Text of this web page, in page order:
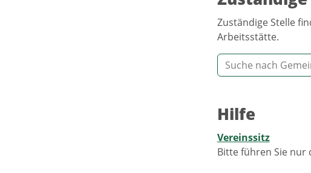
Zuständige Stelle
Arbeitsstätte.
Hilfe
Vereinssitz
Bitte führen Sie nur